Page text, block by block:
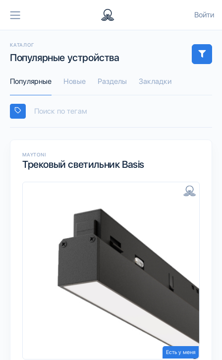
Войти
КАТАЛОГ
Популярные устройства
Популярные Новые Разделы Закладки
MAYTONI
Трековый светильник Basis
Есть у меня